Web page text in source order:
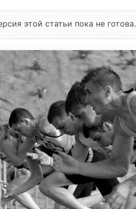
этой статьи пока не готова.